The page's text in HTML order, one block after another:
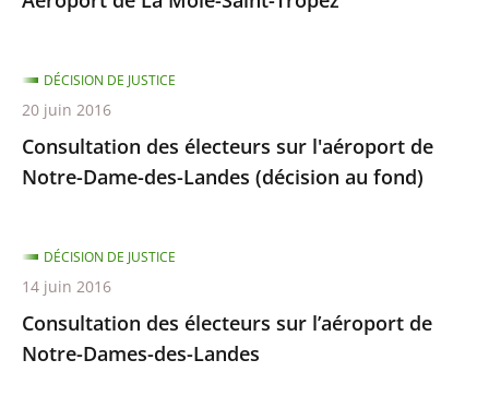
Consultation des électeurs sur l'aéroport de
Notre-Dame-des-Landes (décision au fond)
DÉCISION DE JUSTICE
20 juin 2016
Consultation des électeurs sur l’aéroport de
Notre-Dames-des-Landes
DÉCISION DE JUSTICE
14 juin 2016